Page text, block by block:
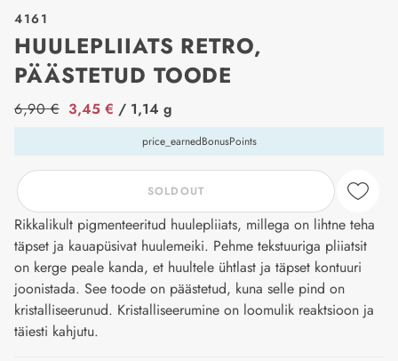
4161
HUULEPLIIATS RETRO,
PÄÄSTETUD TOODE
price_label
6,90 € 3,45 € / 1,14 g
price_earnedBonusPoints
SOLDOUT
Rikkalikult pigmenteeritud huulepliiats, millega on lihtne teha
täpset ja kauapüsivat huulemeiki. Pehme tekstuuriga pliiatsit
on kerge peale kanda, et huultele ühtlast ja täpset kontuuri
joonistada. See toode on päästetud, kuna selle pind on
kristalliseerunud. Kristalliseerumine on loomulik reaktsioon ja
täiesti kahjutu.